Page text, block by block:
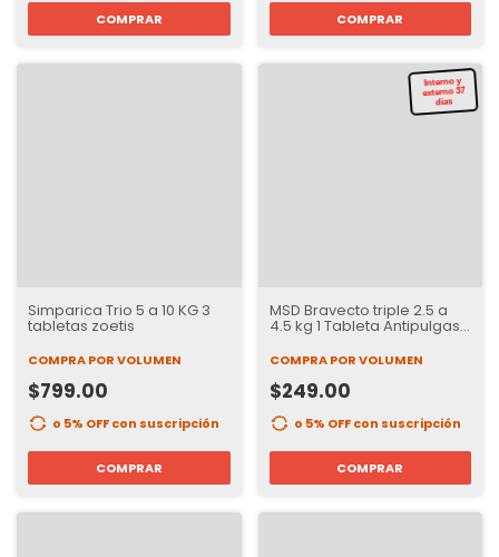
COMPRAR COMPRAR
Simparica Trio 5 a 10 KG 3
tabletas zoetis
COMPRA POR VOLUMEN
$799.00
o 5% OFFcon suscripción
COMPRAR
Interno y
externo 37
dias
MSD Bravecto triple 2.5 a
4.5 kg 1 Tableta Antipulgas,
Garrapatas e internos para
Perros | 12 semanas de
COMPRA POR VOLUMEN
$249.00
o 5% OFFcon suscripción
COMPRAR